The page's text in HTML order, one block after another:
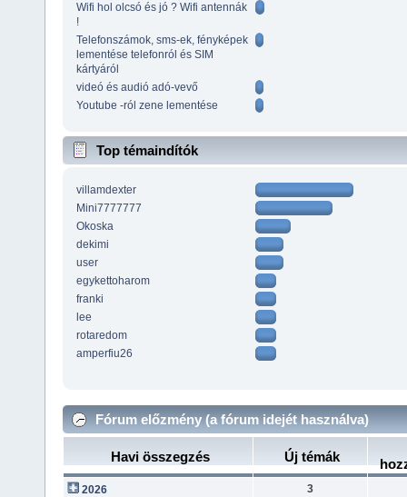
Wifi hol olcsó és jó ? Wifi antennák
!
Telefonszámok, sms-ek, fényképek
lementése telefonról és SIM
kártyáról
videó és audió adó-vevő
Youtube -ról zene lementése
Top témaindítók
villamdexter
Mini7777777
Okoska
dekimi
user
egykettoharom
franki
lee
rotaredom
amperfiu26
Fórum előzmény (a fórum idejét használva)
Havi összegzés Új témák
2026
3